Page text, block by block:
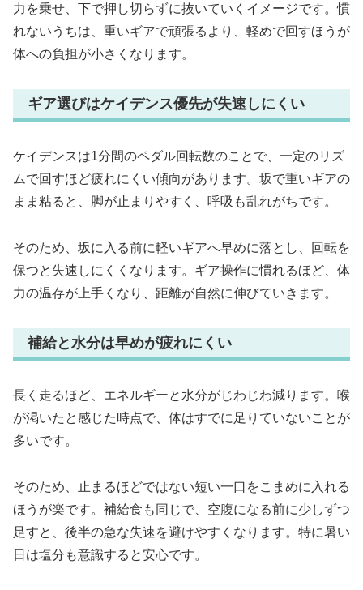
力を乗せ、下で押し切らずに抜いていくイメージです。慣
れないうちは、重いギアで頑張るより、軽めで回すほうが
体への負担が小さくなります。
ギア選びはケイデンス優先が失速しにくい
ケイデンスは1分間のペダル回転数のことで、一定のリズ
ムで回すほど疲れにくい傾向があります。坂で重いギアの
まま粘ると、脚が止まりやすく、呼吸も乱れがちです。
そのため、坂に入る前に軽いギアへ早めに落とし、回転を
保つと失速しにくくなります。ギア操作に慣れるほど、体
力の温存が上手くなり、距離が自然に伸びていきます。
補給と水分は早めが疲れにくい
長く走るほど、エネルギーと水分がじわじわ減ります。喉
が渇いたと感じた時点で、体はすでに足りていないことが
多いです。
そのため、止まるほどではない短い一口をこまめに入れる
ほうが楽です。補給食も同じで、空腹になる前に少しずつ
足すと、後半の急な失速を避けやすくなります。特に暑い
日は塩分も意識すると安心です。